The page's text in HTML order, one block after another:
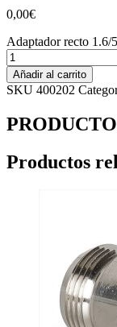
0,00€
Adaptador recto 1.6/
Añadir al carrito
SKU 400202
Productos